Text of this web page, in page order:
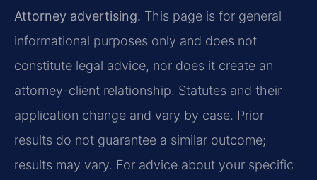
Attorney advertising. This page is for general
informational purposes only and does not
constitute legal advice, nor does it create an
attorney-client relationship. Statutes and their
application change and vary by case. Prior
results do not guarantee a similar outcome;
results may vary. For advice about your specific